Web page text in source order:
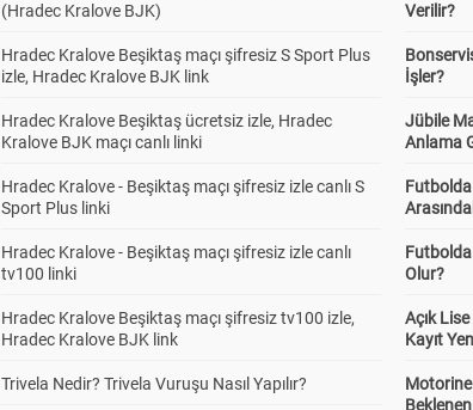
(Hradec Kralove BJK)
Hradec Kralove Beşiktaş maçı şifresiz S Sport Plus
izle, Hradec Kralove BJK link
Hradec Kralove Beşiktaş ücretsiz izle, Hradec
Kralove BJK maçı canlı linki
Hradec Kralove - Beşiktaş maçı şifresiz izle canlı S
Sport Plus linki
Hradec Kralove - Beşiktaş maçı şifresiz izle canlı
tv100 linki
Hradec Kralove Beşiktaş maçı şifresiz tv100 izle,
Hradec Kralove BJK link
Trivela Nedir? Trivela Vuruşu Nasıl Yapılır?
Verilir?
İşler?
Jübile
Anlama
Futbolda
Olur?
Açık
Kayıt